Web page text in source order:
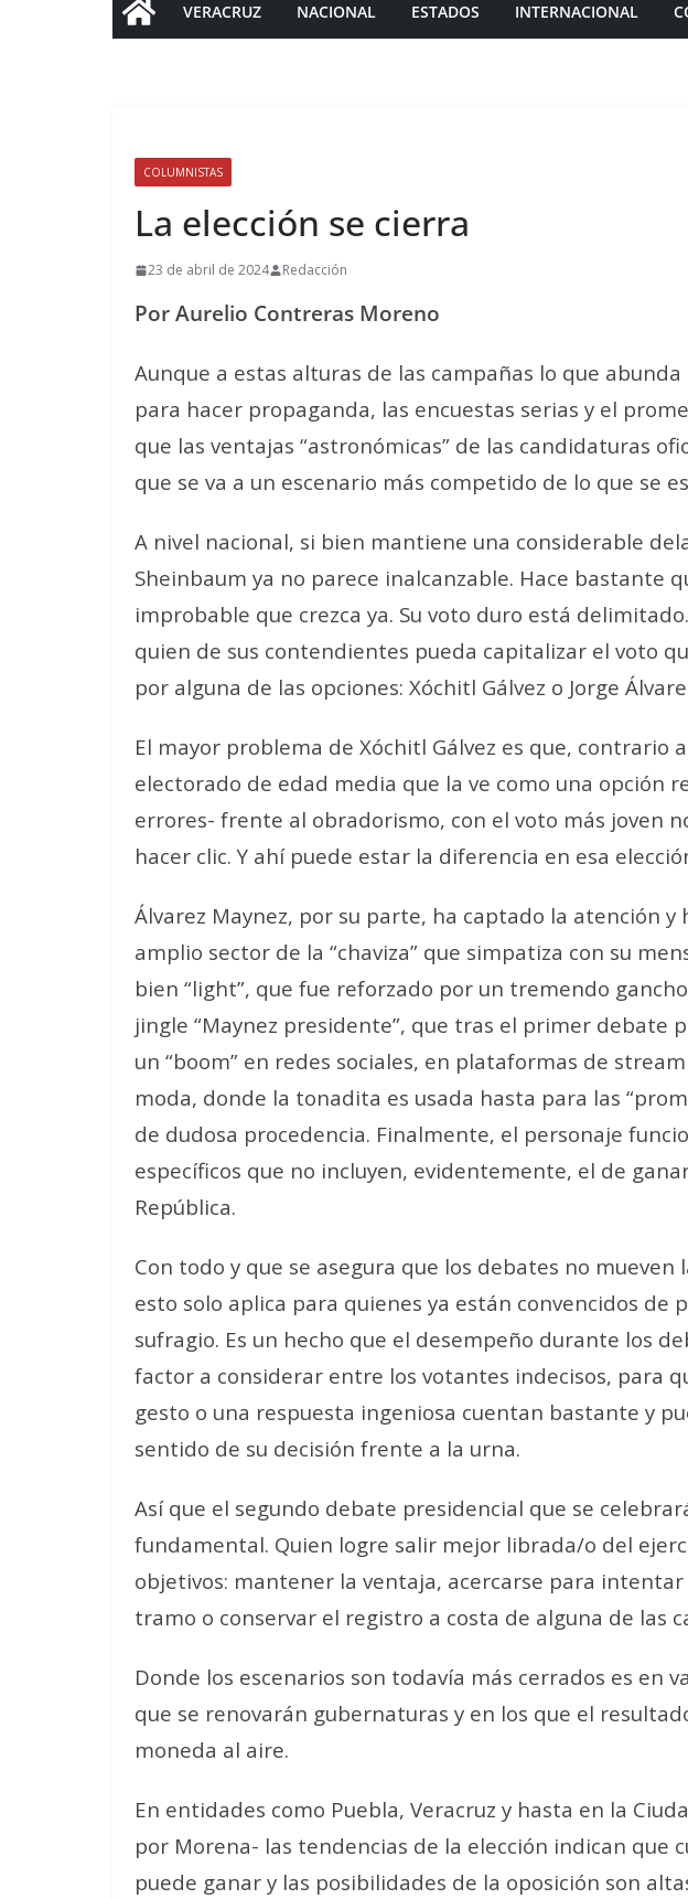
VERACRUZ NACIONAL ESTADOS INTERNACIONAL
COLUMNISTAS
La elección se cierra
23 de abril de 2024 Redacción
Por Aurelio Contreras Moreno
Aunque a estas alturas de las campañas lo que abunda
para hacer propaganda, las encuestas serias y el
que las ventajas “astronómicas” de las candidaturas
que se va a un escenario más competido de lo que se
A nivel nacional, si bien mantiene una considerable
Sheinbaum ya no parece inalcanzable. Hace bastante
improbable que crezca ya. Su voto duro está
quien de sus contendientes pueda capitalizar el voto
por alguna de las opciones: Xóchitl Gálvez o Jorge
El mayor problema de Xóchitl Gálvez es que, contrario
electorado de edad media que la ve como una opción
errores- frente al obradorismo, con el voto más joven
hacer clic. Y ahí puede estar la diferencia en esa
Álvarez Maynez, por su parte, ha captado la atención
amplio sector de la “chaviza” que simpatiza con su
bien “light”, que fue reforzado por un tremendo
jingle “Maynez presidente”, que tras el primer debate
un “boom” en redes sociales, en plataformas de
moda, donde la tonadita es usada hasta para las
de dudosa procedencia. Finalmente, el personaje
específicos que no incluyen, evidentemente, el de
República.
Con todo y que se asegura que los debates no
esto solo aplica para quienes ya están convencidos de
sufragio. Es un hecho que el desempeño durante los
factor a considerar entre los votantes indecisos, para
gesto o una respuesta ingeniosa cuentan bastante y
sentido de su decisión frente a la urna.
Así que el segundo debate presidencial que se
fundamental. Quien logre salir mejor librada/o del
objetivos: mantener la ventaja, acercarse para
tramo o conservar el registro a costa de alguna de las
Donde los escenarios son todavía más cerrados es en
que se renovarán gubernaturas y en los que el
moneda al aire.
En entidades como Puebla, Veracruz y hasta en la
por Morena- las tendencias de la elección indican que
puede ganar y las posibilidades de la oposición son